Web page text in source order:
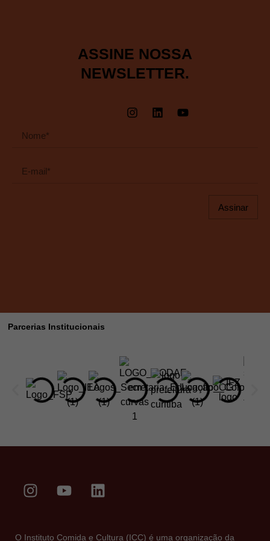
ASSINE NOSSA
NEWSLETTER.
Assinar
Parcerias Institucionais
O Instituto Comida e Cultura (ICC) é uma organização da